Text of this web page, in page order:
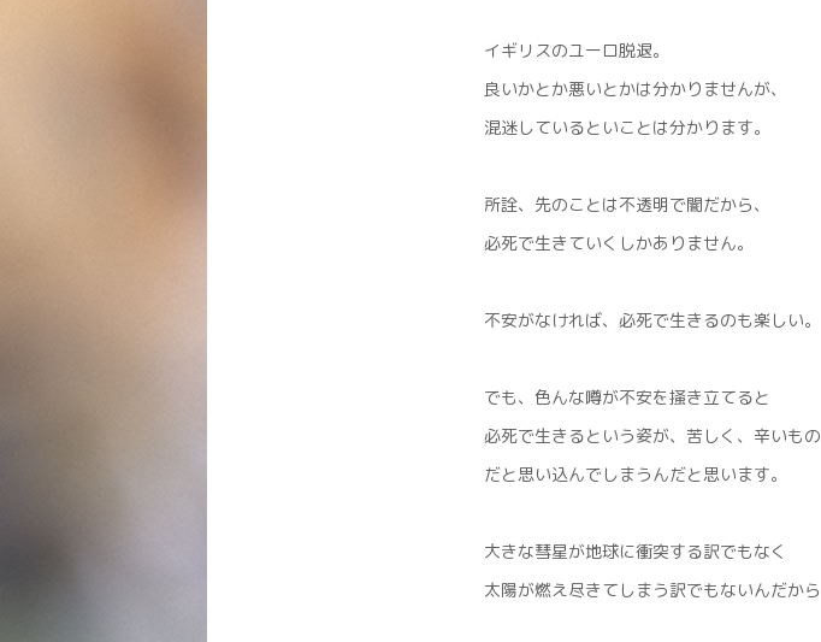
イギリスのユーロ脱退。
良いかとか悪いとかは分かりませんが、
混迷しているといことは分かります。
所詮、先のことは不透明で闇だから、
必死で生きていくしかありません。
不安がなければ、必死で生きるのも楽しい。
でも、色んな噂が不安を掻き立てると
必死で生きるという姿が、苦しく、辛いもの
だと思い込んでしまうんだと思います。
大きな彗星が地球に衝突する訳でもなく
太陽が燃え尽きてしまう訳でもないんだから